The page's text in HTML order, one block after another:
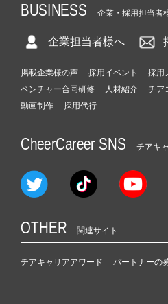
BUSINESS 企業・採用担当者
企業担当者様へ
掲載企業様の声 採用イベント 採用
ベンチャー合同研修
人材紹介 チア
動画制作
採用代行
CheerCareer SNS チアキ
OTHER 関連サイト
チアキャリアアワード パートナーの